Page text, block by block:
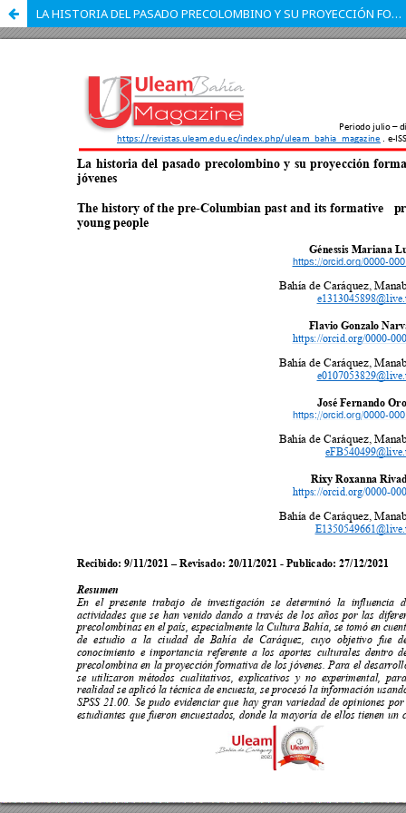
LA HISTORIA DEL PASADO PRECOLOMBINO Y SU PROYECCIÓN FORMATIVA EN LOS JÓVENES